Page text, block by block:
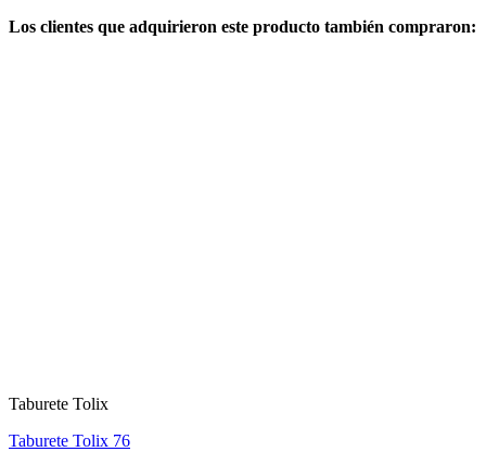
Los clientes que adquirieron este producto también compraron:
Taburete Tolix
Taburete Tolix 76